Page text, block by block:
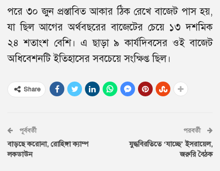
পরে ৩০ জুন প্রস্তাবিত আকার ঠিক রেখে বাজেট পাস হয়,
যা ছিল আগের অর্থবছরের বাজেটের চেয়ে ১৩ দশমিক
২৪ শতাংশ বেশি। এ ছাড়া ৯ কার্যদিবসের ওই বাজেট
অধিবেশনটি ইতিহাসের সবচেয়ে সংক্ষিপ্ত ছিল।
Share
পূর্ববর্তী
বাড়ছে করোনা, রোহিঙ্গা ক্যাম্প
লকডাউন
পরবর্তী
যুদ্ধবিরতিতে ‘যাচ্ছে’ ইসরায়েল,
জরুরি বৈঠক